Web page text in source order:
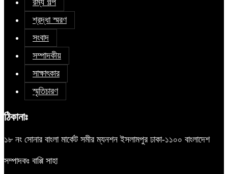
শ্রদ্ধা স্মরণ
সংবাদ
সম্পাদকীয়
সাক্ষাৎকার
স্মৃতিচারণ
ঠিকানাঃ
১৮ নং সোনার বাংলা মার্কেট সমীর ম্যনশন ইসলামপুর ঢাকা-১১০০ বাংলাদেশ
সম্পাদকঃ বাপ্পি সাহা